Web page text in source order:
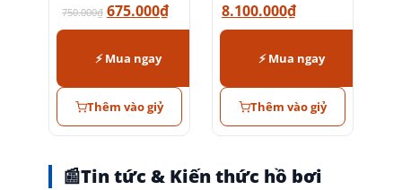
750.000₫ 675.000₫
⚡ Mua ngay
Thêm vào giỷ
8.100.000₫
⚡ Mua ngay
Thêm vào giỷ
📰Tin tức & Kiến thức hồ bơi